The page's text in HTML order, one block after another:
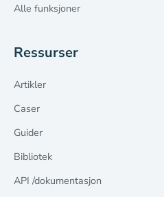
Alle funksjoner
Ressurser
Artikler
Caser
Guider
Bibliotek
API /dokumentasjon